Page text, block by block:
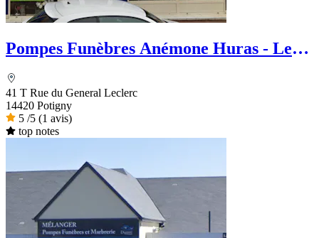
Pompes Funèbres Anémone Huras - Le
41 T Rue du General Leclerc
14420 Potigny
5 /5 (1 avis)
top notes